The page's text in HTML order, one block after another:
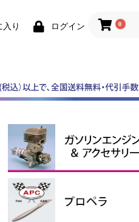
入り ログイン 0
スケールスピンナー
ABスピンナー
その他スピンナー
電動用アルミスピンナー
ガソリンエンジン
マフラー
ガソリンアクセサリー、オイ
ル